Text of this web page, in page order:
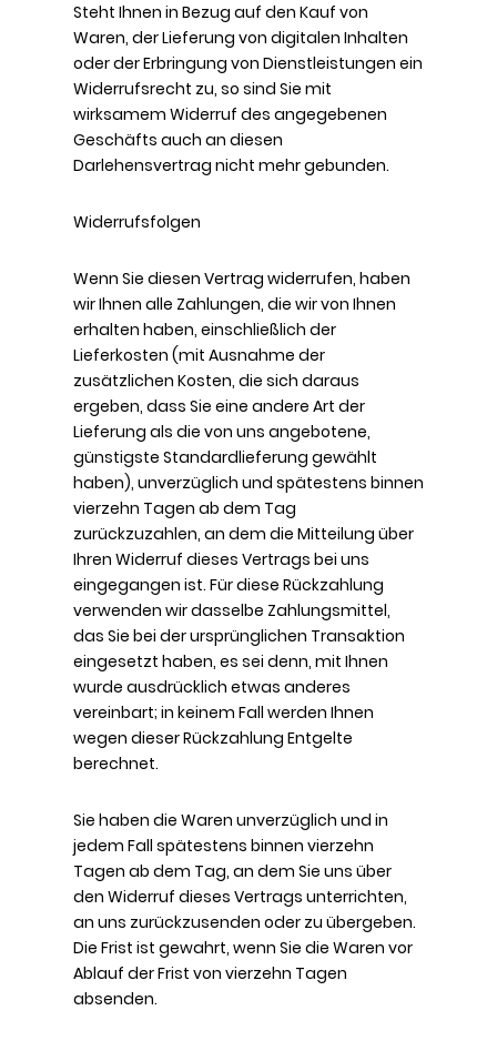
Steht Ihnen in Bezug auf den Kauf von
Waren, der Lieferung von digitalen Inhalten
oder der Erbringung von Dienstleistungen ein
Widerrufsrecht zu, so sind Sie mit
wirksamem Widerruf des angegebenen
Geschäfts auch an diesen
Darlehensvertrag nicht mehr gebunden.
Widerrufsfolgen
Wenn Sie diesen Vertrag widerrufen, haben
wir Ihnen alle Zahlungen, die wir von Ihnen
erhalten haben, einschließlich der
Lieferkosten (mit Ausnahme der
zusätzlichen Kosten, die sich daraus
ergeben, dass Sie eine andere Art der
Lieferung als die von uns angebotene,
günstigste Standardlieferung gewählt
haben), unverzüglich und spätestens binnen
vierzehn Tagen ab dem Tag
zurückzuzahlen, an dem die Mitteilung über
Ihren Widerruf dieses Vertrags bei uns
eingegangen ist. Für diese Rückzahlung
verwenden wir dasselbe Zahlungsmittel,
das Sie bei der ursprünglichen Transaktion
eingesetzt haben, es sei denn, mit Ihnen
wurde ausdrücklich etwas anderes
vereinbart; in keinem Fall werden Ihnen
wegen dieser Rückzahlung Entgelte
berechnet.
Sie haben die Waren unverzüglich und in
jedem Fall spätestens binnen vierzehn
Tagen ab dem Tag, an dem Sie uns über
den Widerruf dieses Vertrags unterrichten,
an uns zurückzusenden oder zu übergeben.
Die Frist ist gewahrt, wenn Sie die Waren vor
Ablauf der Frist von vierzehn Tagen
absenden.